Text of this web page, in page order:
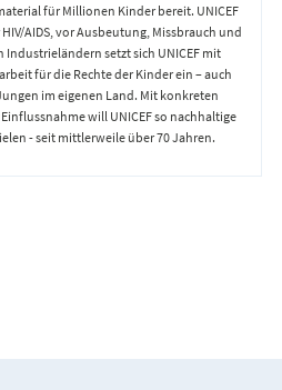
für Millionen Kinder bereit. UNICEF
AIDS, vor Ausbeutung, Missbrauch und
Industrieländern setzt sich UNICEF mit
für die Rechte der Kinder ein – auch
im eigenen Land. Mit konkreten
will UNICEF so nachhaltige
- seit mittlerweile über 70 Jahren.